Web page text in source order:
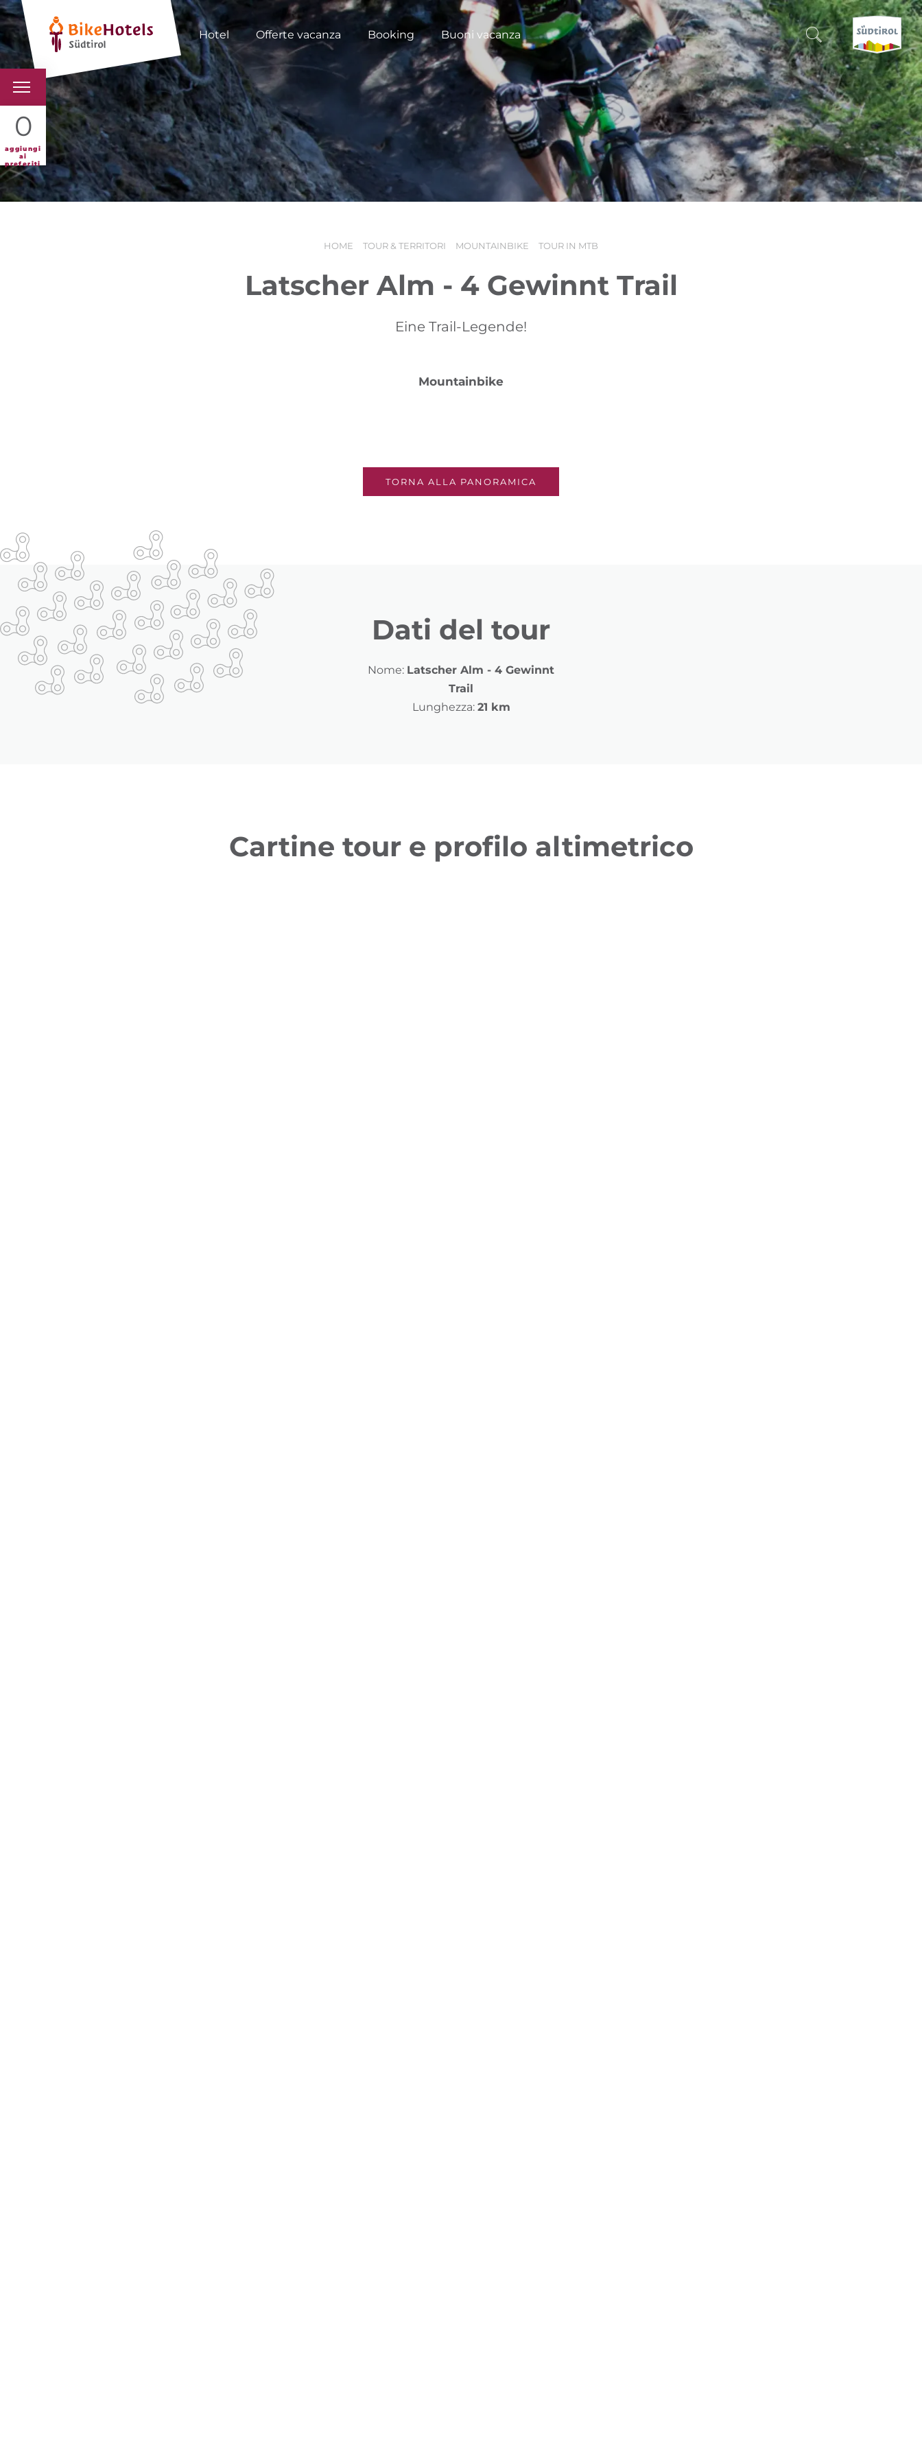
Hotel Offerte vacanza Booking Buoni vacanza
0
aggiungi
ai
preferiti
BIKEHOTELS
HOTELS & PACCHETTI
TOUR & TERRITORI
CERCA E PRENOTA
SCOPRI L'ALTO ADIGE
QUANDO?
-
HOME TOUR & TERRITORI MOUNTAINBIKE TOUR IN MTB
Latscher Alm - 4 Gewinnt Trail
Eine Trail-Legende!
Mountainbike
TORNA ALLA PANORAMICA
Dati del tour
Nome: Latscher Alm - 4 Gewinnt
Trail
Lunghezza: 21 km
Cartine tour e profilo altimetrico